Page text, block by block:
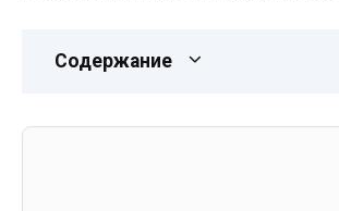
Содержание